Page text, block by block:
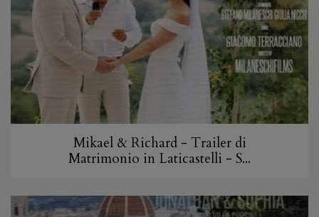
Mikael & Richard - Trailer di
Matrimonio in Laticastelli - S...